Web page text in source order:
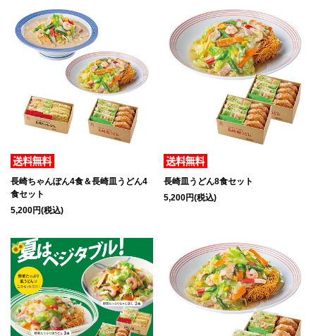
長崎ちゃんぽん4食＆長崎皿うどん4
食セット
5,200円(税込)
長崎皿うどん8食セット
5,200円(税込)